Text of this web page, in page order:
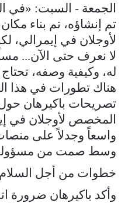
الجمعة - السبت: «في
تم إنشاؤه، تم بناء
لأوجلان في إيمرالي،
لا نعرف حتى الآن...
له، وكيفية وصفه،
هناك تطورات في هذا
تصريحات باكيرهان
المخصص لأوجلان في
واسعاً وجدلاً على
وسط صمت من مسؤولي
خطوات من أجل السلام
وأكد باكيرهان ضرورة